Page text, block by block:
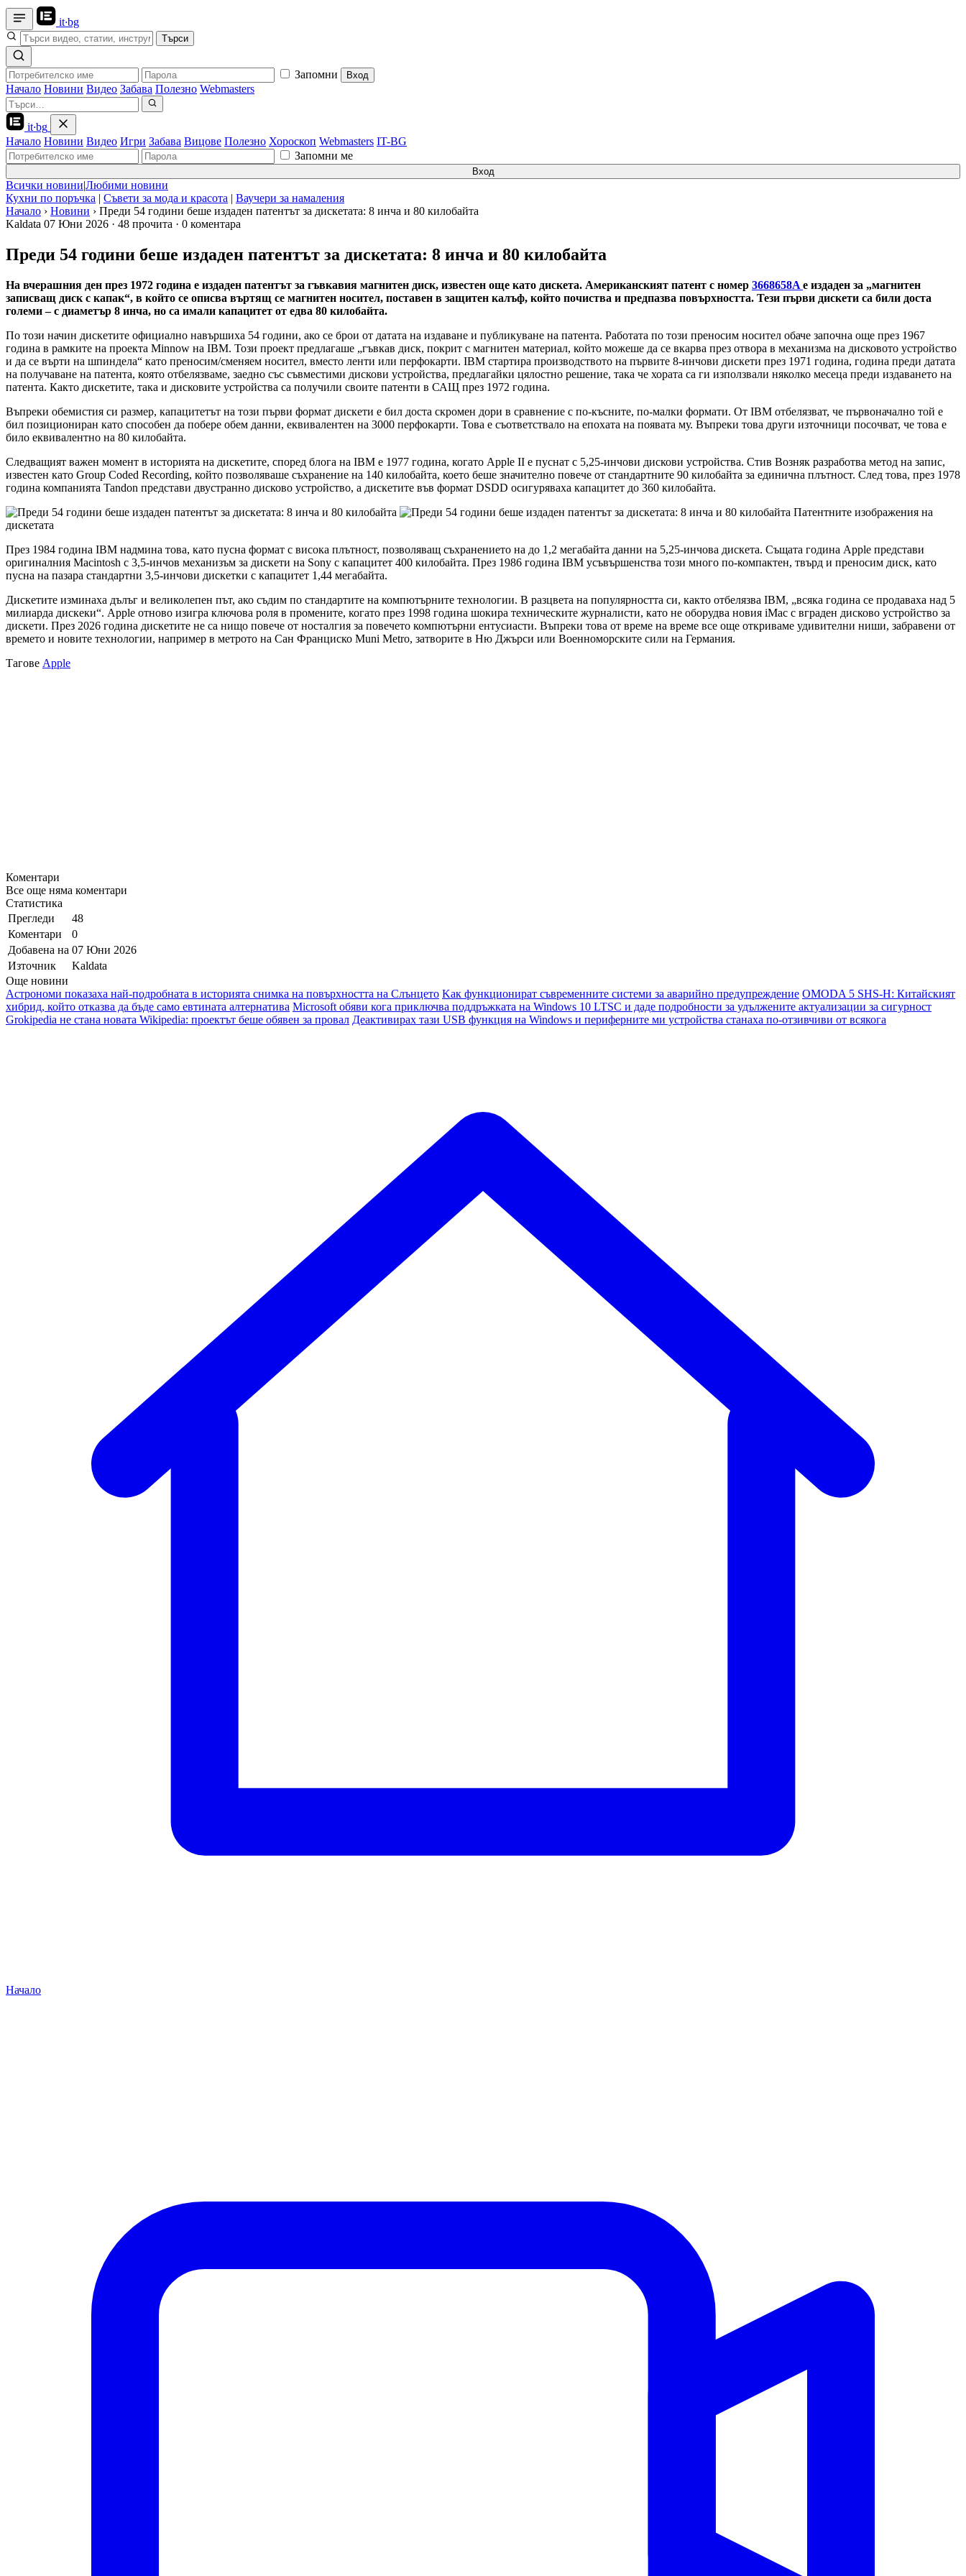
it·bg
Търси
Запомни Вход
Начало Новини Видео Забава Полезно Webmasters
it·bg
Начало Новини Видео Игри Забава Вицове Полезно Хороскоп Webmasters IT-BG
Запомни ме
Вход
Всички новини|Любими новини
Кухни по поръчка | Съвети за мода и красота | Ваучери за намаления
Начало › Новини › Преди 54 години беше издаден патентът за дискетата: 8 инча и 80 килобайта
Kaldata 07 Юни 2026 · 48 прочита · 0 коментара
Преди 54 години беше издаден патентът за дискетата: 8 инча и 80 килобайта
На вчерашния ден през 1972 година e издаден патентът за гъвкавия магнитен диск, известен още като дискета. Американският патент с номер 3668658A е издаден за „магнитен
записващ диск с капак“, в който се описва въртящ се магнитен носител, поставен в защитен калъф, който почиства и предпазва повърхността. Тези първи дискети са били доста
големи – с диаметър 8 инча, но са имали капацитет от едва 80 килобайта.
По този начин дискетите официално навършиха 54 години, ако се брои от датата на издаване и публикуване на патента. Работата по този преносим носител обаче започна още през 1967
година в рамките на проекта Minnow на IBM. Този проект предлагаше „гъвкав диск, покрит с магнитен материал, който можеше да се вкарва през отвора в механизма на дисковото устройство
и да се върти на шпиндела“ като преносим/сменяем носител, вместо ленти или перфокарти. IBM стартира производството на първите 8-инчови дискети през 1971 година, година преди датата
на получаване на патента, която отбелязваме, заедно със съвместими дискови устройства, предлагайки цялостно решение, така че хората са ги използвали няколко месеца преди издаването на
патента. Както дискетите, така и дисковите устройства са получили своите патенти в САЩ през 1972 година.
Въпреки обемистия си размер, капацитетът на този първи формат дискети е бил доста скромен дори в сравнение с по-късните, по-малки формати. От IBM отбелязват, че първоначално той е
бил позициониран като способен да побере обем данни, еквивалентен на 3000 перфокарти. Това е съответствало на епохата на появата му. Въпреки това други източници посочват, че това е
било еквивалентно на 80 килобайта.
Следващият важен момент в историята на дискетите, според блога на IBM е 1977 година, когато Apple II е пуснат с 5,25-инчови дискови устройства. Стив Возняк разработва метод на запис,
известен като Group Coded Recording, който позволяваше съхранение на 140 килобайта, което беше значително повече от стандартните 90 килобайта за единична плътност. След това, през 1978
година компанията Tandon представи двустранно дисково устройство, а дискетите във формат DSDD осигуряваха капацитет до 360 килобайта.
Патентните изображения на
дискетата
През 1984 година IBM надмина това, като пусна формат с висока плътност, позволяващ съхранението на до 1,2 мегабайта данни на 5,25-инчова дискета. Същата година Apple представи
оригиналния Macintosh с 3,5-инчов механизъм за дискети на Sony с капацитет 400 килобайта. През 1986 година IBM усъвършенства този много по-компактен, твърд и преносим диск, като
пусна на пазара стандартни 3,5-инчови дискетки с капацитет 1,44 мегабайта.
Дискетите изминаха дълъг и великолепен път, ако съдим по стандартите на компютърните технологии. В разцвета на популярността си, както отбелязва IBM, „всяка година се продаваха над 5
милиарда дискеки“. Apple отново изигра ключова роля в промените, когато през 1998 година шокира техническите журналисти, като не оборудва новия iMac с вграден дисково устройство за
дискети. През 2026 година дискетите не са нищо повече от носталгия за повечето компютърни ентусиасти. Въпреки това от време на време все още откриваме удивителни ниши, забравени от
времето и новите технологии, например в метрото на Сан Франциско Muni Metro, затворите в Ню Джърси или Военноморските сили на Германия.
Тагове Apple
Коментари
Все още няма коментари
Статистика
Прегледи
48
Коментари
0
Добавена на 07 Юни 2026
Източник
Kaldata
Още новини
Астрономи показаха най-подробната в историята снимка на повърхността на Слънцето Kак функционират съвременните системи за аварийно предупреждение OMODA 5 SHS-H: Китайският
хибрид, който отказва да бъде само евтината алтернатива Microsoft обяви кога приключва поддръжката на Windows 10 LTSC и даде подробности за удължените актуализации за сигурност
Grokipedia не стана новата Wikipedia: проектът беше обявен за провал Деактивирах тази USB функция на Windows и периферните ми устройства станаха по-отзивчиви от всякога
Начало